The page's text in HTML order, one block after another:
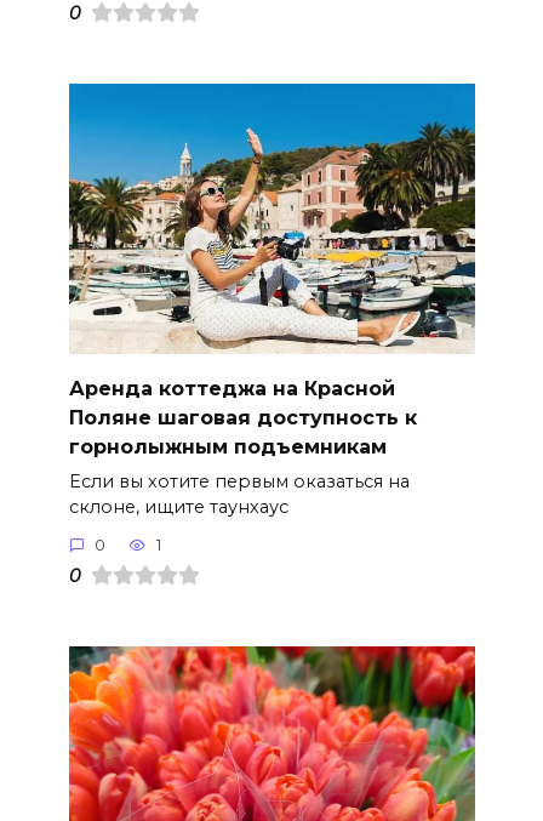
0
Аренда коттеджа на Красной
Поляне шаговая доступность к
горнолыжным подъемникам
Если вы хотите первым оказаться на
склоне, ищите таунхаус
0 1
0